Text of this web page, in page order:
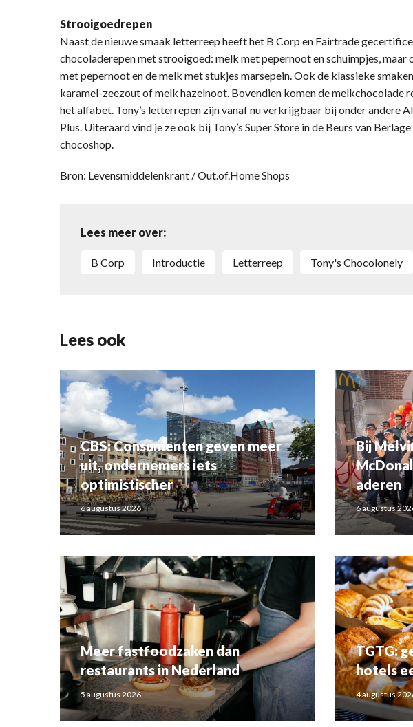
Strooigoedrepen
Naast de nieuwe smaak letterreep heeft het B Corp en Fairtrade
chocoladerepen met strooigoed: melk met pepernoot en schuimpjes, maar
met pepernoot en de melk met stukjes marsepein. Ook de klassieke
karamel-zeezout of melk hazelnoot. Bovendien komen de melkchocolade
het alfabet. Tony’s letterrepen zijn vanaf nu verkrijgbaar bij onder andere
Plus. Uiteraard vind je ze ook bij Tony’s Super Store in de Beurs van Berlage
chocoshop.
Bron: Levensmiddelenkrant / Out.of.Home Shops
Lees meer over:
B Corp introductie letterreep Tony's Chocolonely
Lees ook
CBS: Consumenten geven meer
uit, ondernemers iets
optimistischer
6 augustus 2026
Bij
aderen
6 augustus
Meer fastfoodzaken dan
restaurants in Nederland
5 augustus 2026
TGTG:
hotels
4 augustus